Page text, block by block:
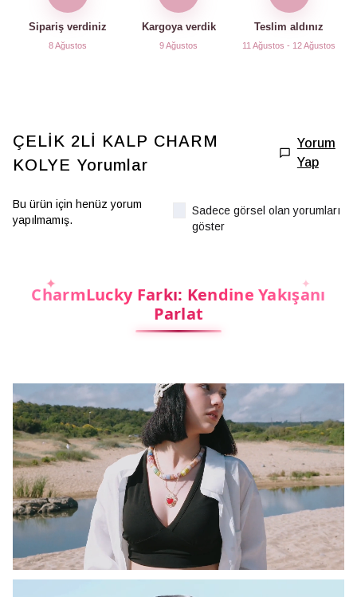
Sipariş verdiniz
8 Ağustos
Kargoya verdik
9 Ağustos
Teslim aldınız
11 Ağustos - 12 Ağustos
ÇELİK 2Lİ KALP CHARM
KOLYE Yorumlar
Yorum
Yap
Bu ürün için henüz yorum
yapılmamış.
Sadece görsel olan yorumları
göster
CharmLucky Farkı: Kendine Yakışanı
Parlat